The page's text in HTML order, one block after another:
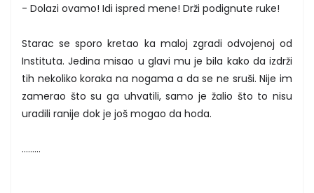
- Dolazi ovamo! Idi ispred mene! Drži podignute ruke!
Starac se sporo kretao ka maloj zgradi odvojenoj od
Instituta. Jedina misao u glavi mu je bila kako da izdrži
tih nekoliko koraka na nogama a da se ne sruši. Nije im
zamerao što su ga uhvatili, samo je žalio što to nisu
uradili ranije dok je još mogao da hoda.
.........